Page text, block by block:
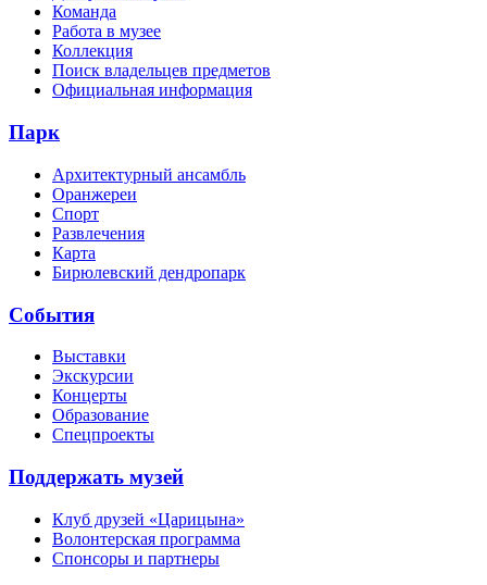
Команда
Работа в музее
Коллекция
Поиск владельцев предметов
Официальная информация
Парк
Архитектурный ансамбль
Оранжереи
Спорт
Развлечения
Карта
Бирюлевский дендропарк
События
Выставки
Экскурсии
Концерты
Образование
Спецпроекты
Поддержать музей
Клуб друзей «Царицына»
Волонтерская программа
Спонсоры и партнеры